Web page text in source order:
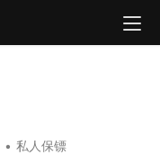
• 私人保镖